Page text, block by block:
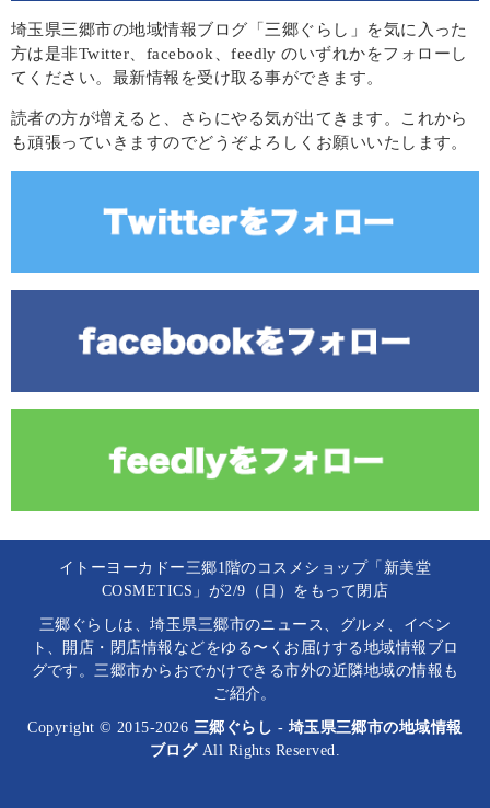
埼玉県三郷市の地域情報ブログ「三郷ぐらし」を気に入った
方は是非Twitter、facebook、feedly のいずれかをフォローし
てください。最新情報を受け取る事ができます。
読者の方が増えると、さらにやる気が出てきます。これから
も頑張っていきますのでどうぞよろしくお願いいたします。
イトーヨーカドー三郷1階のコスメショップ「新美堂
COSMETICS」が2/9（日）をもって閉店
三郷ぐらしは、埼玉県三郷市のニュース、グルメ、イベン
ト、開店・閉店情報などをゆる〜くお届けする地域情報ブロ
グです。三郷市からおでかけできる市外の近隣地域の情報も
ご紹介。
Copyright © 2015-2026 三郷ぐらし - 埼玉県三郷市の地域情報
ブログAll Rights Reserved.